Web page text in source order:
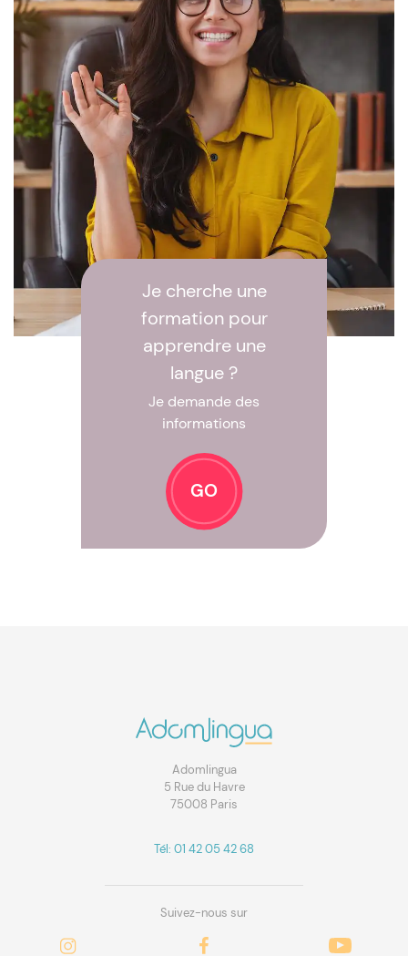
Je cherche une
formation pour
apprendre une
langue ?
Je demande des
informations
GO
Adomlingua
5 Rue du Havre
75008 Paris
Tél: 01 42 05 42 68
Suivez-nous sur